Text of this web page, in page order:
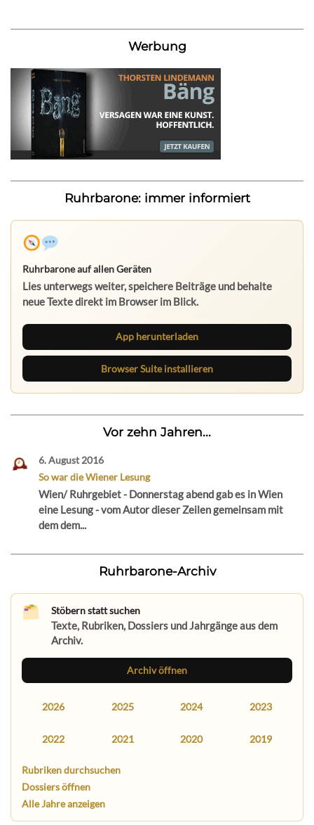
Werbung
Ruhrbarone: immer informiert
Ruhrbarone auf allen Geräten
Lies unterwegs weiter, speichere Beiträge und behalte
neue Texte direkt im Browser im Blick.
App herunterladen
Browser Suite installieren
Vor zehn Jahren...
6. August 2016
So war die Wiener Lesung
Wien/ Ruhrgebiet - Donnerstag abend gab es in Wien
eine Lesung - vom Autor dieser Zeilen gemeinsam mit
dem dem...
Ruhrbarone-Archiv
Stöbern statt suchen
Texte, Rubriken, Dossiers und Jahrgänge aus dem
Archiv.
Archiv öffnen
2026 2025 2024 2023
2022 2021 2020 2019
Rubriken durchsuchen
Dossiers öffnen
Alle Jahre anzeigen